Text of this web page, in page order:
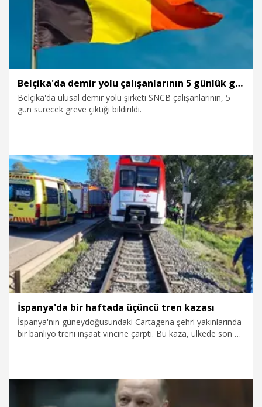
Lütfen uzlaşma masasına geri dönün ve bizi dinleyin" dedi.
Belçika'da demir yolu çalışanlarının 5 günlük grevi başladı
Belçika'da ulusal demir yolu şirketi SNCB çalışanlarının, 5
gün sürecek greve çıktığı bildirildi.
26.01.2026 Dünya
İspanya'da bir haftada üçüncü tren kazası
İspanya'nın güneydoğusundaki Cartagena şehri yakınlarında
bir banliyö treni inşaat vincine çarptı. Bu kaza, ülkede son 1